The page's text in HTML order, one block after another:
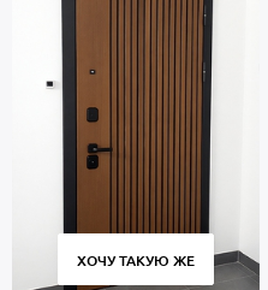
ХОЧУ ТАКУЮ ЖЕ